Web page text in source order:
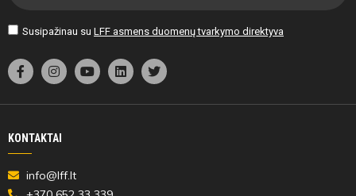
Susipažinau su LFF asmens duomenų tvarkymo direktyva
KONTAKTAI
info@lff.lt